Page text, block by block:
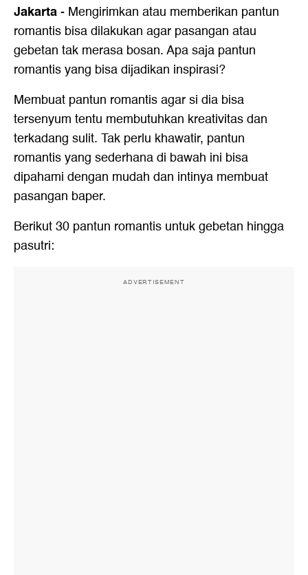
Jakarta- Mengirimkan atau memberikan pantun
romantis bisa dilakukan agar pasangan atau
gebetan tak merasa bosan. Apa saja pantun
romantisyang bisa dijadikan inspirasi?
Membuat pantun romantis agar si dia bisa
tersenyum tentu membutuhkan kreativitas dan
terkadang sulit. Tak perlu khawatir, pantun
romantis yang sederhana di bawah ini bisa
dipahami dengan mudah dan intinya membuat
pasangan baper.
Berikut 30 pantun romantis untuk gebetan hingga
pasutri:
ADVERTISEMENT